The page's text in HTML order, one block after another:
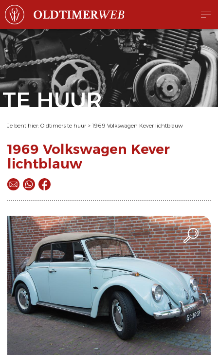
TE HUUR
Je bent hier: Oldtimers te huur > 1969 Volkswagen Kever lichtblauw
1969 Volkswagen Kever
lichtblauw